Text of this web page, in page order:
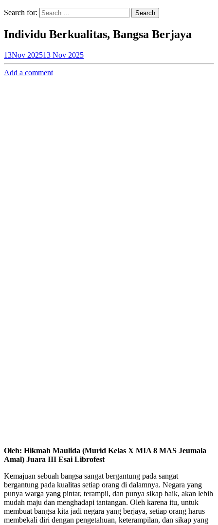
Search for:
Individu Berkualitas, Bangsa Berjaya
13Nov 202513 Nov 2025
Add a comment
Oleh: Hikmah Maulida (Murid Kelas X MIA 8 MAS Jeumala
Amal) Juara III Esai Librofest
Kemajuan sebuah bangsa sangat bergantung pada sangat
bergantung pada kualitas setiap orang di dalamnya. Negara yang
punya warga yang pintar, terampil, dan punya sikap baik, akan lebih
mudah maju dan menghadapi tantangan. Oleh karena itu, untuk
membuat bangsa kita jadi negara yang berjaya, setiap orang harus
membekali diri dengan pengetahuan, keterampilan, dan sikap yang